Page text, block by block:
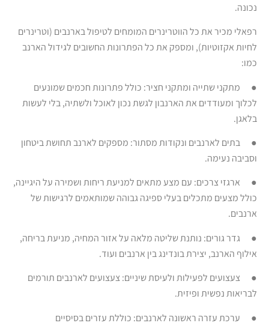
נכונה.
רפאלי מכיר את כל הווטרינרים המומחים לטיפול בארנבים (וטרינרים
לחיות אקזוטיות), ומספק את כל הפתרונות החשובים לגידול הארנב
כמו:
● מתקני שתייה ומתקני חציר: כולל פתרונות חכמים שמונעים
לכלוך ומעודדים את הארנבון לגשת נכון לאוכל ולשתיה, בלי לעשות
בלאגן.
● בתים לארנבים ונקודות מסתור: מספקים לארנב תחושת ביטחון
וסביבה נעימה.
● ארגזי צרכים: עם מצע מתאים למניעת ריחות ושמירה על היגיינה,
כולל מצעים מתכלים בעלי ספיגה גבוהה שמותאמים לרגישות של
ארנבים.
● גדר גורים: נותנת שליטה מלאה על אזור המחיה, מניעת בריחה,
אילוף הארנב, יצירת בונדינג בין ארנבים ועוד.
● צעצועים לפעילות ולעיסת שיניים: צעצועים לארנבים תורמים
לבריאות נפשית ופיזית.
● ערכת עזרה ראשונה לארנבים: כוללת עזרים בסיסיים